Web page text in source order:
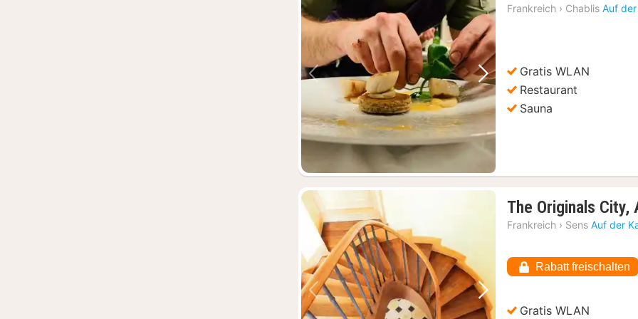
Vorheriges Bild Nächstes Bild
Frankreich › Chablis Auf
Gratis WLAN
Restaurant
Sauna
Vorheriges Bild Nächstes Bild
The Originals City,
Frankreich › Sens Auf der
Rabatt freischalten
Gratis WLAN